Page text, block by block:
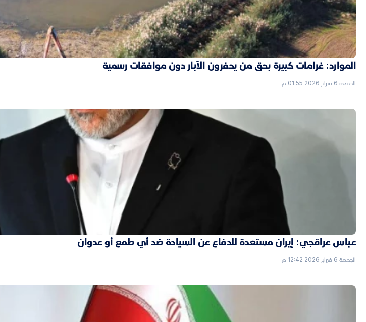
الموارد: غرامات كبيرة بحق من يحفرون الآبار دون موافقات رسمية
الجمعة 6 فبراير 2026 01:55 م
عباس عراقجي: إيران مستعدة للدفاع عن السيادة ضد أي طمع أو عدوان
الجمعة 6 فبراير 2026 12:42 م